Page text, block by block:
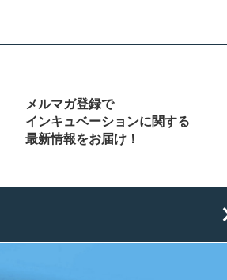
メルマガ登録で
インキュベーションに関する
最新情報をお届け！